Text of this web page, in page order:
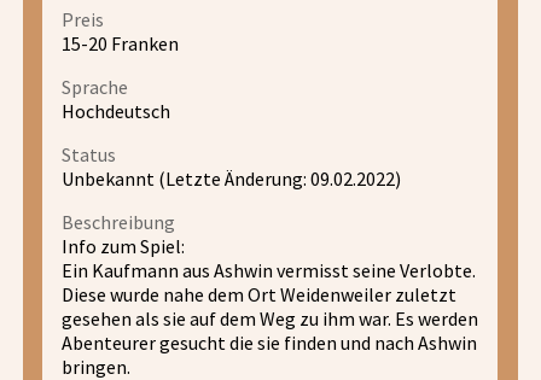
Preis
15-20 Franken
Sprache
Hochdeutsch
Status
Unbekannt (Letzte Änderung: 09.02.2022)
Beschreibung
Info zum Spiel:
Ein Kaufmann aus Ashwin vermisst seine Verlobte.
Diese wurde nahe dem Ort Weidenweiler zuletzt
gesehen als sie auf dem Weg zu ihm war. Es werden
Abenteurer gesucht die sie finden und nach Ashwin
bringen.